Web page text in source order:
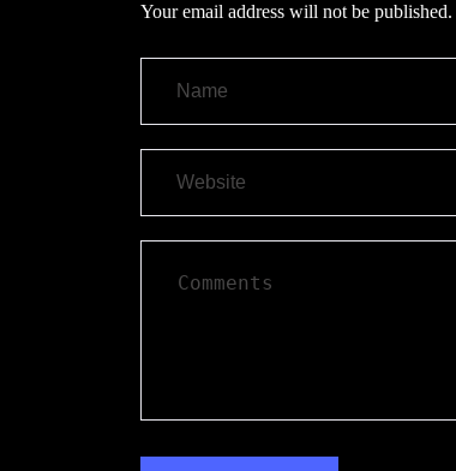
Your email address will not be published.